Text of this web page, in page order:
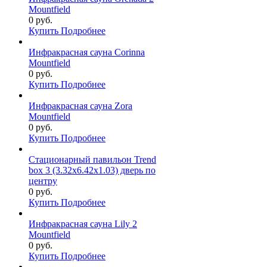
Mountfield
0 руб.
Купить Подробнее
Инфракрасная сауна Corinna
Mountfield
0 руб.
Купить Подробнее
Инфракрасная сауна Zora
Mountfield
0 руб.
Купить Подробнее
Стационарный павильон Trend
box 3 (3.32х6.42х1.03) дверь по
центру
0 руб.
Купить Подробнее
Инфракрасная сауна Lily 2
Mountfield
0 руб.
Купить Подробнее